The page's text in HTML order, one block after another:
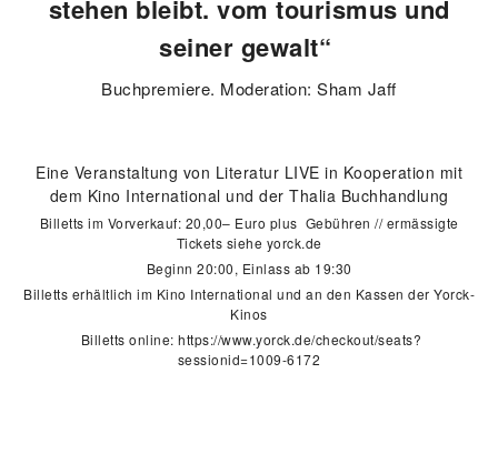
stehen bleibt. vom tourismus und
seiner gewalt“
Buchpremiere. Moderation: Sham Jaff
Eine Veranstaltung von Literatur LIVE in Kooperation mit
dem Kino International und der Thalia Buchhandlung
Billetts im Vorverkauf: 20,00– Euro plus Gebühren // ermässigte
Tickets siehe yorck.de
Beginn 20:00, Einlass ab 19:30
Billetts erhältlich im Kino International und an den Kassen der Yorck-
Kinos
Billetts online: https://www.yorck.de/checkout/seats?
sessionid=1009-6172